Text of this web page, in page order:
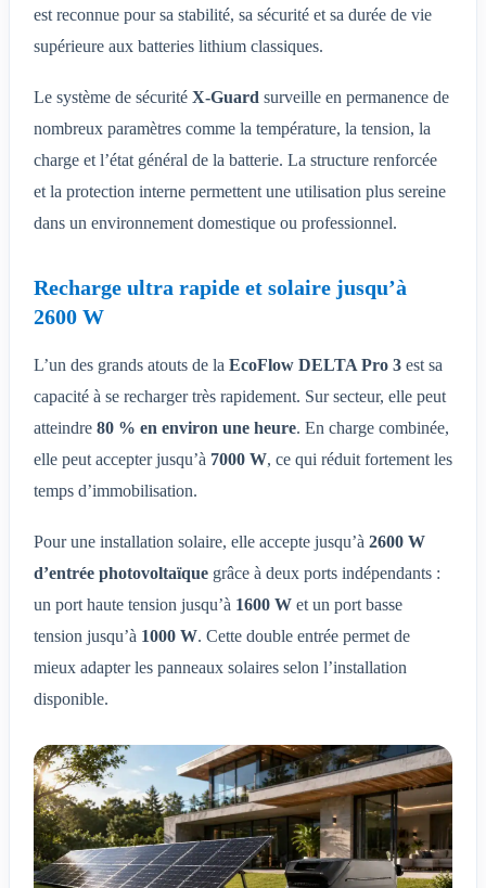
est reconnue pour sa stabilité, sa sécurité et sa durée de vie
supérieure aux batteries lithium classiques.
Le système de sécurité X-Guard surveille en permanence de
nombreux paramètres comme la température, la tension, la
charge et l’état général de la batterie. La structure renforcée
et la protection interne permettent une utilisation plus sereine
dans un environnement domestique ou professionnel.
Recharge ultra rapide et solaire jusqu’à
2600 W
L’un des grands atouts de la EcoFlow DELTA Pro 3 est sa
capacité à se recharger très rapidement. Sur secteur, elle peut
atteindre 80 % en environ une heure. En charge combinée,
elle peut accepter jusqu’à 7000 W, ce qui réduit fortement les
temps d’immobilisation.
Pour une installation solaire, elle accepte jusqu’à 2600 W
d’entrée photovoltaïque grâce à deux ports indépendants :
un port haute tension jusqu’à 1600 W et un port basse
tension jusqu’à 1000 W. Cette double entrée permet de
mieux adapter les panneaux solaires selon l’installation
disponible.